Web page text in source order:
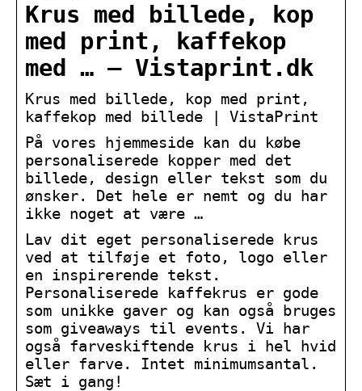
Krus med billede, kop
med print, kaffekop
med … – Vistaprint.dk
Krus med billede, kop med print,
kaffekop med billede | VistaPrint
På vores hjemmeside kan du købe
personaliserede kopper med det
billede, design eller tekst som du
ønsker. Det hele er nemt og du har
ikke noget at være …
Lav dit eget personaliserede krus
ved at tilføje et foto, logo eller
en inspirerende tekst.
Personaliserede kaffekrus er gode
som unikke gaver og kan også bruges
som giveaways til events. Vi har
også farveskiftende krus i hel hvid
eller farve. Intet minimumsantal.
Sæt i gang!